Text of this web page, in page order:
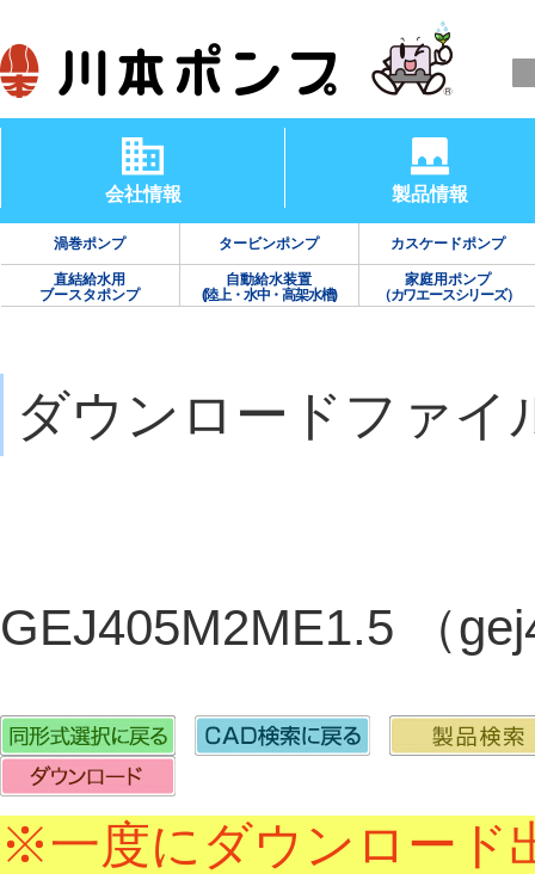
会社情報 製品情報
渦巻ポンプ タービンポンプ カスケードポンプ
直結給水用
ブースタポンプ
自動給水装置
(陸上・水中・高架水槽)
家庭用ポンプ
（カワエースシリーズ）
ダウンロードファイ
GEJ405M2ME1.5 （
※一度にダウンロード